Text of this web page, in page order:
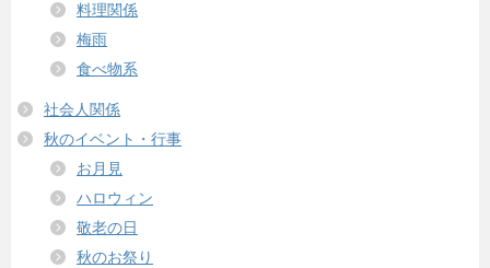
料理関係
梅雨
食べ物系
社会人関係
秋のイベント・行事
お月見
ハロウィン
敬老の日
秋のお祭り